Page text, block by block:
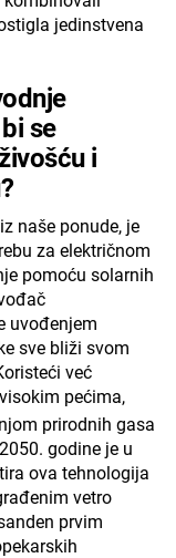
jedinstvena
se
i
naše ponude, je
za električnom
pomoću solarnih
uvođenjem
sve bliži svom
već
pećima,
prirodnih gasa
godine je u
ova tehnologija
vetro
prvim